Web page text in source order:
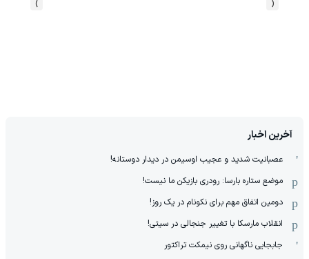
آخرین اخبار
عصبانیت شدید و عجیب اوسیمن در دیدار دوستانه!
موضع ستاره بارسا: رودری بازیکن ما نیست!
دومین اتفاق مهم برای نکونام در یک روز!
انقلاب مارسکا با تغییر جنجالی در سیتی!
جابجایی ناگهانی روی نیمکت تراکتور